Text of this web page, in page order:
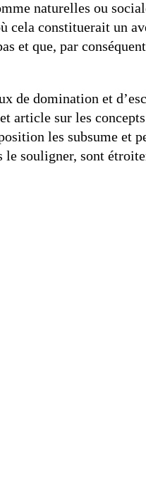
naturelles ou
cela constituerait un
et que, par
de domination et
article sur les
les subsume et
le souligner, sont